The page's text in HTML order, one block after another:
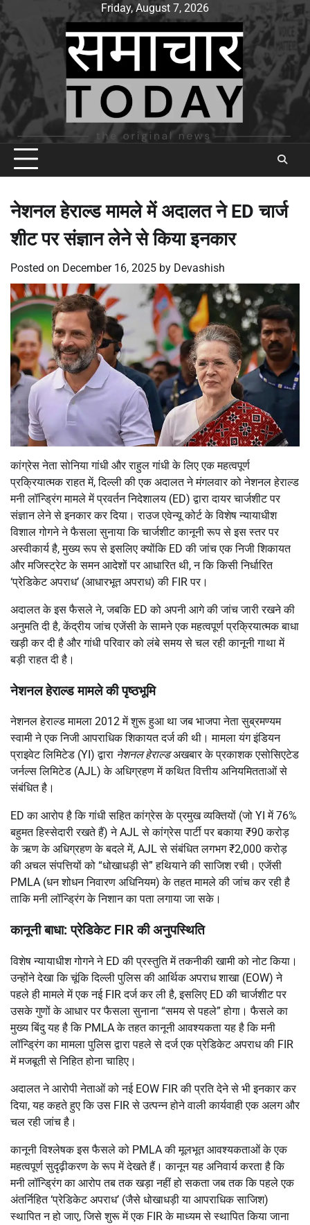
Skip
to
content
Friday, August 7, 2026
नेशनल हेराल्ड मामले में अदालत ने ED चार्ज
शीट पर संज्ञान लेने से किया इनकार
Posted on December 16, 2025 by Devashish
कांग्रेस नेता सोनिया गांधी और राहुल गांधी के लिए एक महत्वपूर्ण
प्रक्रियात्मक राहत में, दिल्ली की एक अदालत ने मंगलवार को नेशनल हेराल्ड
मनी लॉन्ड्रिंग मामले में प्रवर्तन निदेशालय (ED) द्वारा दायर चार्जशीट पर
संज्ञान लेने से इनकार कर दिया। राउज एवेन्यू कोर्ट के विशेष न्यायाधीश
विशाल गोगने ने फैसला सुनाया कि चार्जशीट कानूनी रूप से इस स्तर पर
अस्वीकार्य है, मुख्य रूप से इसलिए क्योंकि ED की जांच एक निजी शिकायत
और मजिस्ट्रेट के समन आदेशों पर आधारित थी, न कि किसी निर्धारित
‘प्रेडिकेट अपराध’ (आधारभूत अपराध) की FIR पर।
अदालत के इस फैसले ने, जबकि ED को अपनी आगे की जांच जारी रखने की
अनुमति दी है, केंद्रीय जांच एजेंसी के सामने एक महत्वपूर्ण प्रक्रियात्मक बाधा
खड़ी कर दी है और गांधी परिवार को लंबे समय से चल रही कानूनी गाथा में
बड़ी राहत दी है।
नेशनल हेराल्ड मामले की पृष्ठभूमि
नेशनल हेराल्ड मामला 2012 में शुरू हुआ था जब भाजपा नेता सुब्रमण्यम
स्वामी ने एक निजी आपराधिक शिकायत दर्ज की थी। मामला यंग इंडियन
प्राइवेट लिमिटेड (YI) द्वारा नेशनल हेराल्डअखबार के प्रकाशक एसोसिएटेड
जर्नल्स लिमिटेड (AJL) के अधिग्रहण में कथित वित्तीय अनियमितताओं से
संबंधित है।
ED का आरोप है कि गांधी सहित कांग्रेस के प्रमुख व्यक्तियों (जो YI में 76%
बहुमत हिस्सेदारी रखते हैं) ने AJL से कांग्रेस पार्टी पर बकाया ₹90 करोड़
के ऋण के अधिग्रहण के बदले में, AJL से संबंधित लगभग ₹2,000 करोड़
की अचल संपत्तियों को “धोखाधड़ी से” हथियाने की साजिश रची। एजेंसी
PMLA (धन शोधन निवारण अधिनियम) के तहत मामले की जांच कर रही है
ताकि मनी लॉन्ड्रिंग के निशान का पता लगाया जा सके।
कानूनी बाधा: प्रेडिकेट FIR की अनुपस्थिति
विशेष न्यायाधीश गोगने ने ED की प्रस्तुति में तकनीकी खामी को नोट किया।
उन्होंने देखा कि चूंकि दिल्ली पुलिस की आर्थिक अपराध शाखा (EOW) ने
पहले ही मामले में एक नई FIR दर्ज कर ली है, इसलिए ED की चार्जशीट पर
उसके गुणों के आधार पर फैसला सुनाना “समय से पहले” होगा। फैसले का
मुख्य बिंदु यह है कि PMLA के तहत कानूनी आवश्यकता यह है कि मनी
लॉन्ड्रिंग का मामला पुलिस द्वारा पहले से दर्ज एक प्रेडिकेट अपराध की FIR
में मजबूती से निहित होना चाहिए।
अदालत ने आरोपी नेताओं को नई EOW FIR की प्रति देने से भी इनकार कर
दिया, यह कहते हुए कि उस FIR से उत्पन्न होने वाली कार्यवाही एक अलग और
चल रही जांच है।
कानूनी विश्लेषक इस फैसले को PMLA की मूलभूत आवश्यकताओं के एक
महत्वपूर्ण सुदृढ़ीकरण के रूप में देखते हैं। कानून यह अनिवार्य करता है कि
मनी लॉन्ड्रिंग का आरोप तब तक खड़ा नहीं हो सकता जब तक कि पहले एक
अंतर्निहित ‘प्रेडिकेट अपराध’ (जैसे धोखाधड़ी या आपराधिक साजिश)
स्थापित न हो जाए, जिसे शुरू में एक FIR के माध्यम से स्थापित किया जाना